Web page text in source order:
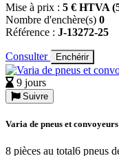
Mise à prix : 5 € HTVA
Nombre d'enchère(s) 0
Référence : J-13272-25
Consulter Enchérir
9 jours
Suivre
Varia de pneus et convoyeurs
8 pièces au total6 pneus